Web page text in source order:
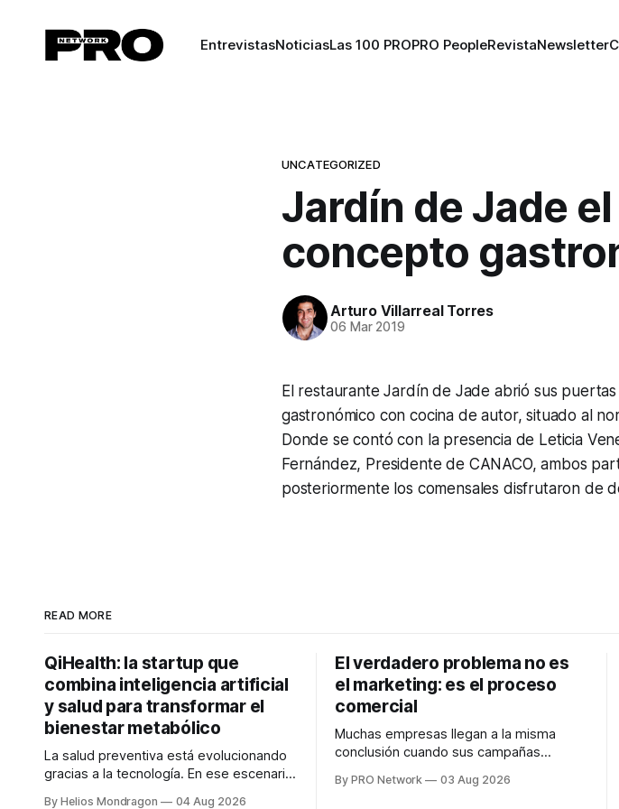
EntrevistasNoticiasLas 100 PROPRO PeopleRevistaNewsletter
UNCATEGORIZED
Jardín de Jade
concepto
Arturo Villarreal Torres
06 Mar 2019
El restaurante Jardín de Jade abrió sus
gastronómico con cocina de autor, situado al
Donde se contó con la presencia de Leticia
Fernández, Presidente de CANACO, ambos
posteriormente los comensales disfrutaron de
READ MORE
QiHealth: la startup que
combina inteligencia artificial
y salud para transformar el
bienestar metabólico
La salud preventiva está evolucionando
gracias a la tecnología. En ese escenario
By Helios Mondragon 04 Aug 2026
El verdadero problema no es
el marketing: es el proceso
comercial
Muchas empresas llegan a la misma
conclusión cuando sus campañas
marketing no funciona". Sin embargo,
By PRO Network 03 Aug 2026